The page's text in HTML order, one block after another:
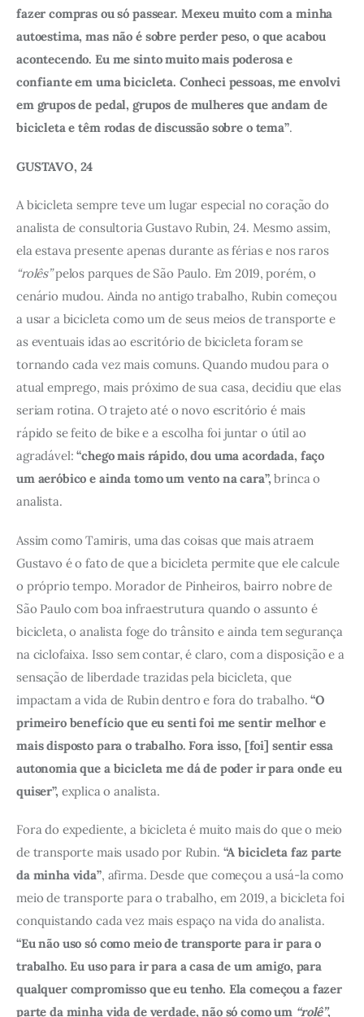
fazer compras ou só passear. Mexeu muito com a minha
autoestima, mas não é sobre perder peso, o que acabou
acontecendo. Eu me sinto muito mais poderosa e
confiante em uma bicicleta. Conheci pessoas, me envolvi
em grupos de pedal, grupos de mulheres que andam de
bicicleta e têm rodas de discussão sobre o tema”.
GUSTAVO, 24
A bicicleta sempre teve um lugar especial no coração do
analista de consultoria Gustavo Rubin, 24. Mesmo assim,
ela estava presente apenas durante as férias e nos raros
“rolês” pelos parques de São Paulo. Em 2019, porém, o
cenário mudou. Ainda no antigo trabalho, Rubin começou
a usar a bicicleta como um de seus meios de transporte e
as eventuais idas ao escritório de bicicleta foram se
tornando cada vez mais comuns. Quando mudou para o
atual emprego, mais próximo de sua casa, decidiu que elas
seriam rotina. O trajeto até o novo escritório é mais
rápido se feito de bike e a escolha foi juntar o útil ao
agradável: “chego mais rápido, dou uma acordada, faço
um aeróbico e ainda tomo um vento na cara”, brinca o
analista.
Assim como Tamiris, uma das coisas que mais atraem
Gustavo é o fato de que a bicicleta permite que ele calcule
o próprio tempo. Morador de Pinheiros, bairro nobre de
São Paulo com boa infraestrutura quando o assunto é
bicicleta, o analista foge do trânsito e ainda tem segurança
na ciclofaixa. Isso sem contar, é claro, com a disposição e a
sensação de liberdade trazidas pela bicicleta, que
impactam a vida de Rubin dentro e fora do trabalho. “O
primeiro benefício que eu senti foi me sentir melhor e
mais disposto para o trabalho. Fora isso, [foi] sentir essa
autonomia que a bicicleta me dá de poder ir para onde eu
quiser”, explica o analista.
Fora do expediente, a bicicleta é muito mais do que o meio
de transporte mais usado por Rubin. “A bicicleta faz parte
da minha vida”, afirma. Desde que começou a usá-la como
meio de transporte para o trabalho, em 2019, a bicicleta foi
conquistando cada vez mais espaço na vida do analista.
“Eu não uso só como meio de transporte para ir para o
trabalho. Eu uso para ir para a casa de um amigo, para
qualquer compromisso que eu tenho. Ela começou a fazer
parte da minha vida de verdade, não só como um “rolê”,